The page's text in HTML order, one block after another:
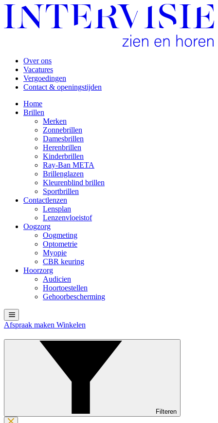
Over ons
Vacatures
Vergoedingen
Contact & openingstijden
Home
Brillen
Merken
Zonnebrillen
Damesbrillen
Herenbrillen
Kinderbrillen
Ray-Ban META
Brillenglazen
Kleurenblind brillen
Sportbrillen
Contactlenzen
Lensplan
Lenzenvloeistof
Oogzorg
Oogmeting
Optometrie
Myopie
CBR keuring
Hoorzorg
Audicien
Hoortoestellen
Gehoorbescherming
Afspraak maken Winkelen
Filteren